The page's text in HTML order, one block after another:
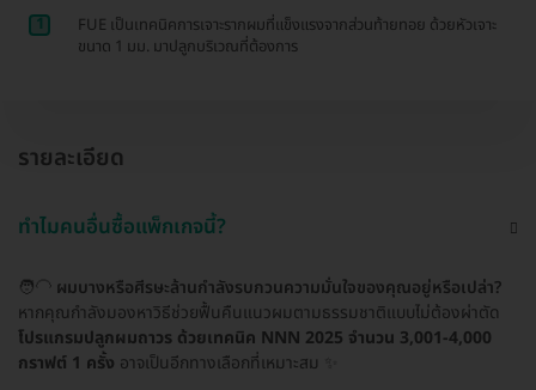
1
FUE เป็นเทคนิคการเจาะรากผมที่แข็งแรงจากส่วนท้ายทอย ด้วยหัวเจาะ
ขนาด 1 มม. มาปลูกบริเวณที่ต้องการ
รายละเอียด
ทำไมคนอื่นซื้อแพ็กเกจนี้?
🧑‍🦲 ผมบางหรือศีรษะล้านกำลังรบกวนความมั่นใจของคุณอยู่หรือเปล่า?
หากคุณกำลังมองหาวิธีช่วยฟื้นคืนแนวผมตามธรรมชาติแบบไม่ต้องผ่าตัด
โปรแกรมปลูกผมถาวร ด้วยเทคนิค NNN 2025 จำนวน 3,001-4,000
กราฟต์ 1 ครั้ง อาจเป็นอีกทางเลือกที่เหมาะสม ✨